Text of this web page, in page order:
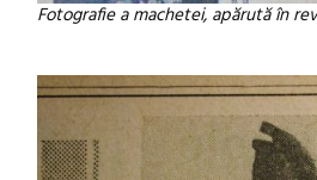
Fotografie a machetei, apărută în